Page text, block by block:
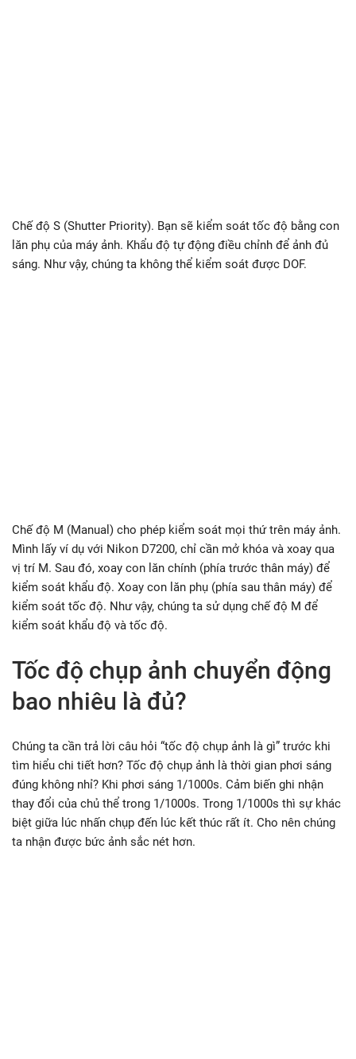
Chế độ S (Shutter Priority). Bạn sẽ kiểm soát tốc độ bằng con
lăn phụ của máy ảnh. Khẩu độ tự động điều chỉnh để ảnh đủ
sáng. Như vậy, chúng ta không thể kiểm soát được DOF.
Chế độ M (Manual) cho phép kiểm soát mọi thứ trên máy ảnh.
Mình lấy ví dụ với Nikon D7200, chỉ cần mở khóa và xoay qua
vị trí M. Sau đó, xoay con lăn chính (phía trước thân máy) để
kiểm soát khẩu độ. Xoay con lăn phụ (phía sau thân máy) để
kiểm soát tốc độ. Như vậy, chúng ta sử dụng chế độ M để
kiểm soát khẩu độ và tốc độ.
Tốc độ chụp ảnh chuyển động
bao nhiêu là đủ?
Chúng ta cần trả lời câu hỏi “tốc độ chụp ảnh là gì” trước khi
tìm hiểu chi tiết hơn? Tốc độ chụp ảnh là thời gian phơi sáng
đúng không nhỉ? Khi phơi sáng 1/1000s. Cảm biến ghi nhận
thay đổi của chủ thể trong 1/1000s. Trong 1/1000s thì sự khác
biệt giữa lúc nhấn chụp đến lúc kết thúc rất ít. Cho nên chúng
ta nhận được bức ảnh sắc nét hơn.